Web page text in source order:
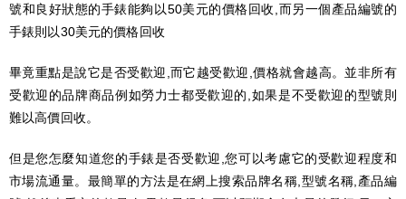
號和良好狀態的手錶能夠以50美元的價格回收,而另一個產品編號的
手錶則以30美元的價格回收
畢竟重點是說它是否受歡迎,而它越受歡迎,價格就會越高。並非所有
受歡迎的品牌商品例如勞力士都受歡迎的,如果是不受歡迎的型號則
難以高價回收。
但是您怎麼知道您的手錶是否受歡迎,您可以考慮它的受歡迎程度和
市場流通量。最簡單的方法是在網上搜索品牌名稱,型號名稱,產品編